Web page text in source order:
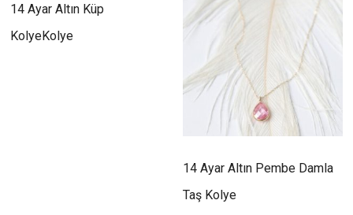
14 Ayar Altın Küp
KolyeKolye
14 Ayar Altın Pembe Damla
Taş Kolye